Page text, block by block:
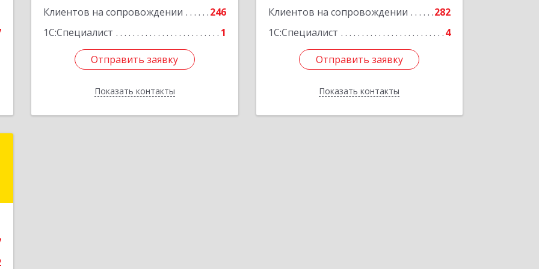
Клиентов на сопровождении
246
1С:Специалист
1
Отправить заявку
Показать контакты
Отправить заявку
Назад
Клиентов на сопровождении
282
1С:Специалист
4
Отправить заявку
Показать контакты
Подробнее
Отправить заявку
Назад